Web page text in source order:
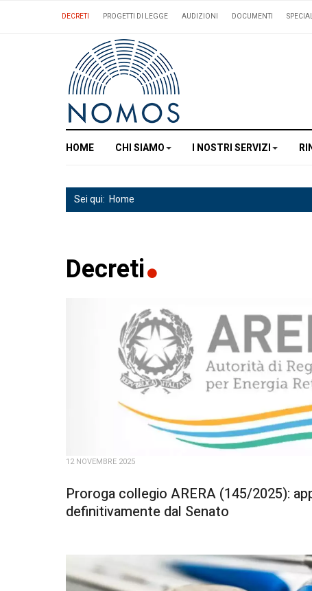
DECRETI PROGETTI DI LEGGE AUDIZIONI DOCUMENTI
HOME CHI SIAMO I NOSTRI SERVIZI
Sei qui: Home
Decreti
12 NOVEMBRE 2025
Proroga collegio ARERA (145/2025):
definitivamente dal Senato